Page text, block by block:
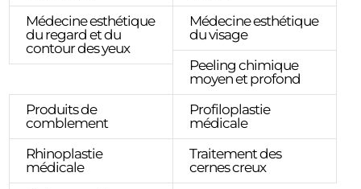
Médecine esthétique
du regard et du
contour des yeux
Médecine esthétique
du visage
Peeling chimique
moyen et profond
Produits de
comblement
Profiloplastie
médicale
Rhinoplastie
médicale
Traitement des
cernes creux